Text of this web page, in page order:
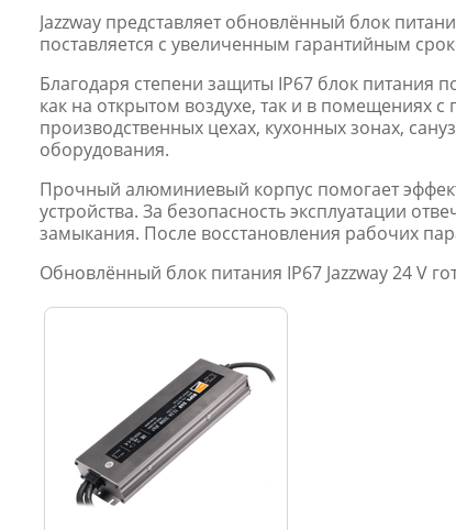
Jazzway представляет обновлённый блок
поставляется с увеличенным гарантийным
Благодаря степени защиты IP67 блок питания
как на открытом воздухе, так и в помещениях
производственных цехах, кухонных зонах,
оборудования.
Прочный алюминиевый корпус помогает
устройства. За безопасность эксплуатации
замыкания. После восстановления рабочих
Обновлённый блок питания IP67 Jazzway 24 V